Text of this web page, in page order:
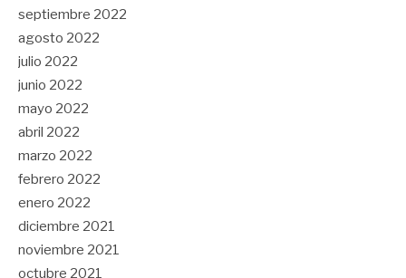
septiembre 2022
agosto 2022
julio 2022
junio 2022
mayo 2022
abril 2022
marzo 2022
febrero 2022
enero 2022
diciembre 2021
noviembre 2021
octubre 2021